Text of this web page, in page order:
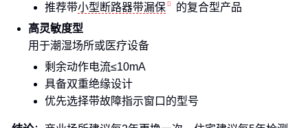
推荐带小型断路器带漏保
的复合型产品
高灵敏度型
用于潮湿场所或医疗设备
剩余动作电流≤10mA
具备双重绝缘设计
优先选择带故障指示窗口的型号